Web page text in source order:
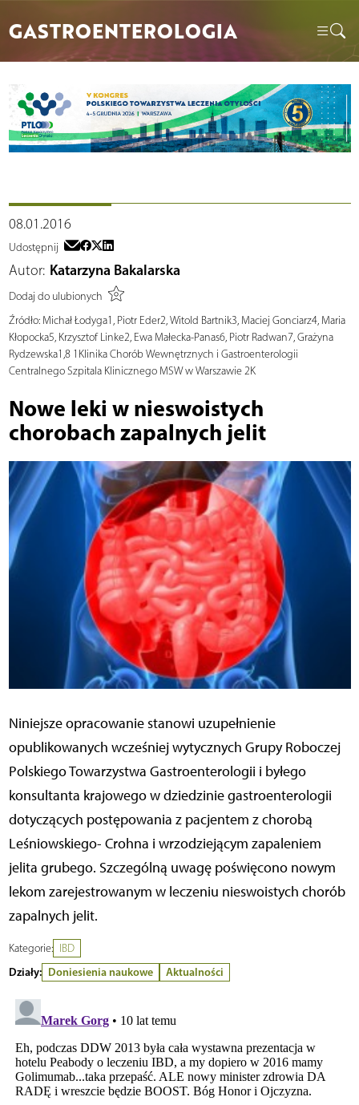
GASTROENTEROLOGIA
08.01.2016
Udostępnij
Autor: Katarzyna Bakalarska
Dodaj do ulubionych
Źródło:Michał Łodyga1, Piotr Eder2, Witold Bartnik3, Maciej Gonciarz4, Maria
Kłopocka5, Krzysztof Linke2, Ewa Małecka-Panas6, Piotr Radwan7, Grażyna
Rydzewska1,8 1Klinika Chorób Wewnętrznych i Gastroenterologii
Centralnego Szpitala Klinicznego MSW w Warszawie 2K
Nowe leki w nieswoistych
chorobach zapalnych jelit
Niniejsze opracowanie stanowi uzupełnienie
opublikowanych wcześniej wytycznych Grupy Roboczej
Polskiego Towarzystwa Gastroenterologii i byłego
konsultanta krajowego w dziedzinie gastroenterologii
dotyczących postępowania z pacjentem z chorobą
Leśniowskiego- Crohna i wrzodziejącym zapaleniem
jelita grubego. Szczególną uwagę poświęcono nowym
lekom zarejestrowanym w leczeniu nieswoistych chorób
zapalnych jelit.
Kategorie: IBD
Działy: Doniesienia naukowe Aktualności